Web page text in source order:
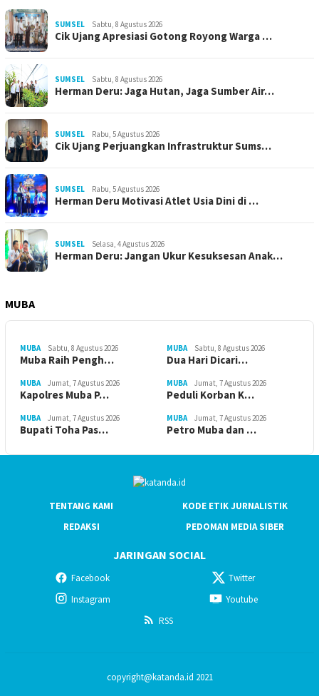
SUMSEL Sabtu, 8 Agustus 2026
Cik Ujang Apresiasi Gotong Royong Warga …
SUMSEL Sabtu, 8 Agustus 2026
Herman Deru: Jaga Hutan, Jaga Sumber Air…
SUMSEL Rabu, 5 Agustus 2026
Cik Ujang Perjuangkan Infrastruktur Sums…
SUMSEL Rabu, 5 Agustus 2026
Herman Deru Motivasi Atlet Usia Dini di …
SUMSEL Selasa, 4 Agustus 2026
Herman Deru: Jangan Ukur Kesuksesan Anak…
MUBA
MUBA Sabtu, 8 Agustus 2026
Muba Raih Pengh…
MUBA Sabtu, 8 Agustus 2026
Dua Hari Dicari…
MUBA Jumat, 7 Agustus 2026
Kapolres Muba P…
MUBA Jumat, 7 Agustus 2026
Peduli Korban K…
MUBA Jumat, 7 Agustus 2026
Bupati Toha Pas…
MUBA Jumat, 7 Agustus 2026
Petro Muba dan …
TENTANG KAMI
KODE ETIK JURNALISTIK
REDAKSI
PEDOMAN MEDIA SIBER
JARINGAN SOCIAL
Facebook
Twitter
Instagram
Youtube
RSS
copyright@katanda.id 2021